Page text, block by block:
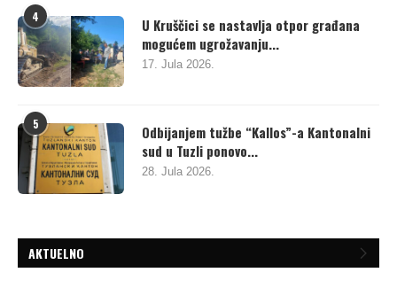
4
U Kruščici se nastavlja otpor građana
mogućem ugrožavanju...
17. Jula 2026.
5
Odbijanjem tužbe “Kallos”-a Kantonalni
sud u Tuzli ponovo...
28. Jula 2026.
AKTUELNO